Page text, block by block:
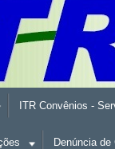
ITR Convênios -
Denúncia